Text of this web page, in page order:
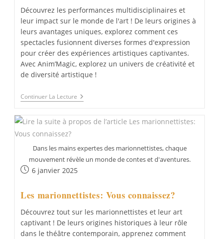
Découvrez les performances multidisciplinaires et
leur impact sur le monde de l'art ! De leurs origines à
leurs avantages uniques, explorez comment ces
spectacles fusionnent diverses formes d'expression
pour créer des expériences artistiques captivantes.
Avec Anim’Magic, explorez un univers de créativité et
de diversité artistique !
Continuer La Lecture Les
Performances
Vous
Connaissez?
Dans les mains expertes des marionnettistes, chaque
mouvement révèle un monde de contes et d'aventures.
Publication
6 janvier 2025
Les marionnettistes: Vous connaissez?
Découvrez tout sur les marionnettistes et leur art
captivant ! De leurs origines historiques à leur rôle
dans le théâtre contemporain, apprenez comment